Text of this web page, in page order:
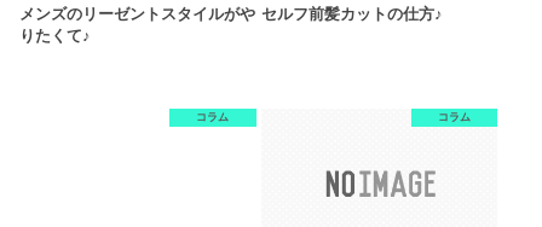
メンズのリーゼントスタイルがや
りたくて♪
セルフ前髪カットの仕方♪
コラム コラム